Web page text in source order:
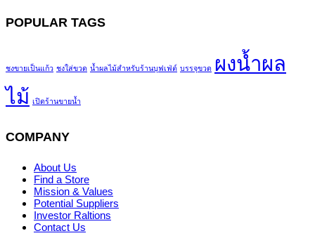
POPULAR TAGS
ชงขายเป็นแก้ว ชงใส่ขวด น้ำผลไม้สำหรับร้านบุฟเฟ่ต์ บรรจุขวด ผงน้ำผล
ไม้ เปิดร้านขายน้ำ
COMPANY
About Us
Find a Store
Mission & Values
Potential Suppliers
Investor Raltions
Contact Us